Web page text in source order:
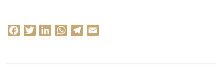
Facebook
TwitterLinkedInWhatsAppTelegram